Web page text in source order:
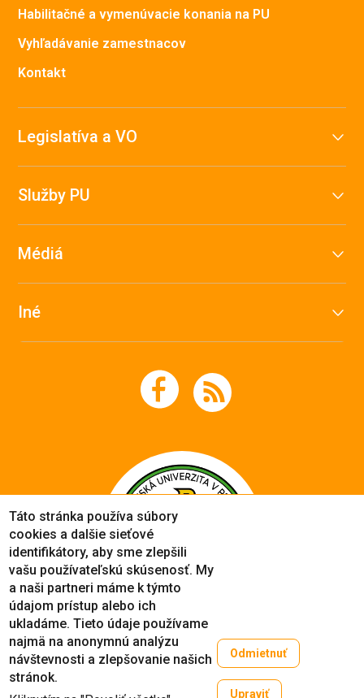
Habilitačné a vymenúvacie konania na PU
Vyhľadávanie zamestnacov
Kontakt
Legislatíva a VO
Služby PU
Médiá
Iné
Copyright © 2005-2026
Prešovská univerzita v Prešove
Táto stránka používa súbory
cookies a dalšie sieťové
identifikátory, aby sme zlepšili
vašu používateľskú skúsenosť. My
a naši partneri máme k týmto
údajom prístup alebo ich
ukladáme. Tieto údaje používame
najmä na anonymnú analýzu
návštevnosti a zlepšovanie našich
stránok.
Odmietnuť
Upraviť